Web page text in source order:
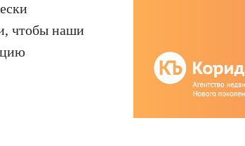
чтобы наши